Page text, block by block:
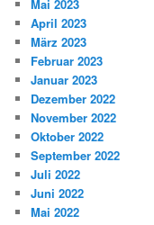
Mai 2023
April 2023
März 2023
Februar 2023
Januar 2023
Dezember 2022
November 2022
Oktober 2022
September 2022
Juli 2022
Juni 2022
Mai 2022